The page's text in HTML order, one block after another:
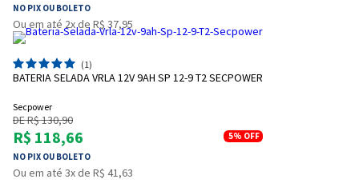
NO PIX OU BOLETO
Ou em até 2x de R$ 37,95
(1)
BATERIA SELADA VRLA 12V 9AH SP 12-9 T2 SECPOWER
Secpower
DE R$ 130,90
R$ 118,66
NO PIX OU BOLETO
5% OFF
Ou em até 3x de R$ 41,63